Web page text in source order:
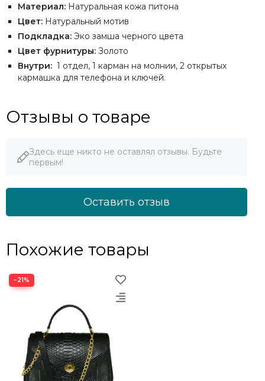
Материал: Натуральная кожа питона
Цвет: Натуральный мотив
Подкладка: Эко замша черного цвета
Цвет фурнитуры: Золото
Внутри: 1 отдел, 1 карман на молнии, 2 открытых
кармашка для телефона и ключей.
Отзывы о товаре
Здесь еще никто не оставлял отзывы. Будьте
первым!
Оставить отзыв
Похожие товары
−21%